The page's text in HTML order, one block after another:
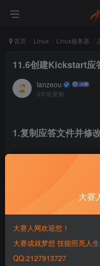
首页 Linux Linux服务器
11.6创建Kickstart应
lanzeou
3年前更新
1.复制应答文件并修
]# cp
[root@dsrw ~
9 # Use CDROM
10 url --url=ftp
大赛
大赛人网欢迎您！
大赛成就梦想 技能照亮人生
QQ:2127913727